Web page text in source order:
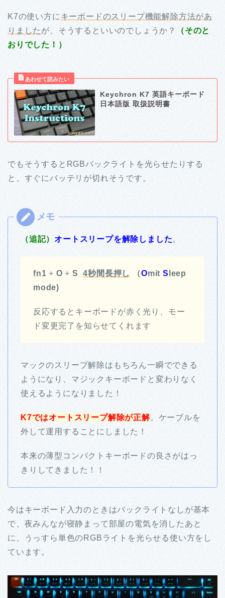
K7の使い方にキーボードのスリープ機能解除方法があ
りました が、そうするといいのでしょうか？
（そのと
おりでした！）
Keychron K7 英語キーボード
日本語版 取扱説明書
でもそうするとRGBバックライトを光らせたりする
と、すぐにバッテリが切れそうです。
（追記）オートスリープを解除しました。
fn1 + O +S 4秒間長押し （Omit S leep
mode)
反応するとキーボードが赤く光り、モー
ド変更完了を知らせてくれます
マックのスリープ解除はもちろん一瞬でできる
ようになり、マジックキーボードと変わりなく
使えるようになりました！
K7ではオートスリープ解除が正解。ケーブルを
外して運用することにしました！
本来の薄型コンパクトキーボードの良さがはっ
きりしてきました！！
今はキーボード入力のときはバックライトなしが基本
で、夜みんなが寝静まって部屋の電気を消したあと
に、うっすら単色のRGBライトを光らせる使い方をし
ています。